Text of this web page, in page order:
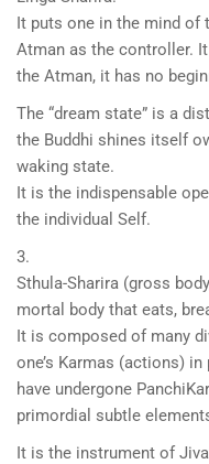
It puts one in the mind of
Atman as the controller.
the Atman, it has no
The “dream state” is a
the Buddhi shines itself
waking state.
It is the indispensable
the individual Self.
3.
Sthula-Sharira (gross
mortal body that eats,
It is composed of many
one’s Karmas (actions)
have undergone
primordial subtle
It is the instrument of